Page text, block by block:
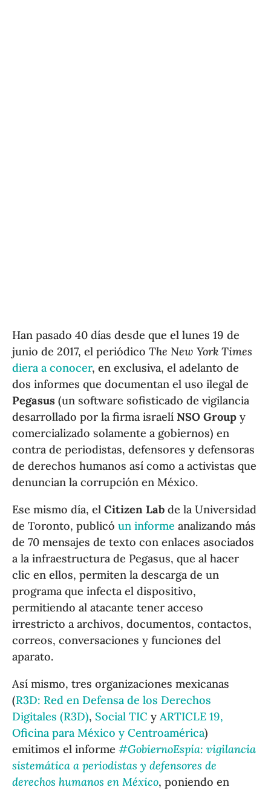
Han pasado 40 días desde que el lunes 19 de
junio de 2017, el periódicoThe New York Times
diera a conocer, en exclusiva, el adelanto de
dos informes que documentan el uso ilegal de
Pegasus (un software sofisticado de vigilancia
desarrollado por la firma israelí NSO Group y
comercializado solamente a gobiernos) en
contra de periodistas, defensores y defensoras
de derechos humanos así como a activistas que
denuncian la corrupción en México.
Ese mismo día, elCitizen Lab de la Universidad
de Toronto, publicóun informe analizando más
de 70 mensajes de texto con enlaces asociados
a la infraestructura de Pegasus, que al hacer
clic en ellos, permiten la descarga de un
programa que infecta el dispositivo,
permitiendo al atacante tener acceso
irrestricto a archivos, documentos, contactos,
correos, conversaciones y funciones del
aparato.
Así mismo, tres organizaciones mexicanas
(R3D: Red en Defensa de los Derechos
Digitales (R3D), Social TIC yARTICLE 19,
Oficina para México y Centroamérica)
emitimos el informe#GobiernoEspía: vigilancia
sistemática a periodistas y defensores de
derechos humanos en México, poniendo en